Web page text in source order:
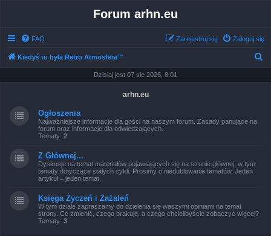
Forum arhn.eu
FAQ Zaloguj się
Zarejestruj się
Kiedyś tu była Retro Atmosfera™
Dzisiaj jest 07 sie 2026, 8:01
arhn.eu
Ogłoszenia
Najważniejsze informacje dla gości na naszym forum. Zasady panujące na
forum oraz informacje dla odwiedzających.
Tematy: 2
Z Głównej...
Dyskusje na temat materiałów pojawiających się na stronie głównej, w tym
tematy dotyczące stałych cykli. Prosimy o niedublowanie tematów. Jeden
artykuł = jeden temat.
Księga Życzeń i Zażaleń
W tym dziale zapraszamy do dzielenia się waszymi opiniami na temat
strony. Co zmienić, czego brakuje, a czego chcielibyście zobaczyć więcej?
Tematy: 3